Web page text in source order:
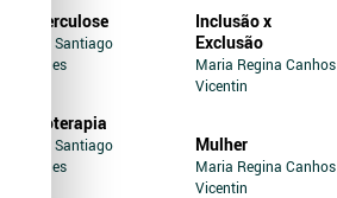
Tuberculose
Jairo Santiago
Novaes
Soroterapia
Jairo Santiago
Novaes
Inclusão x
Exclusão
Maria Regina Canhos
Vicentin
Mulher
Maria Regina Canhos
Vicentin